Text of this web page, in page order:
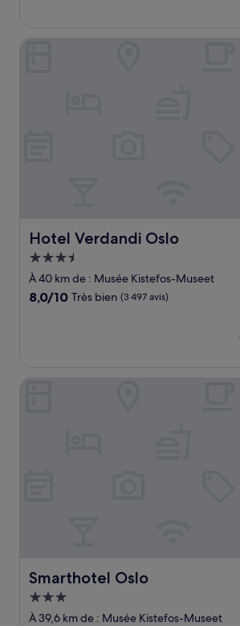
Hotel Verdandi Oslo
Hotel Verdandi Oslo
Hébergement
3.5 étoiles
À 40 km de : Musée Kistefos-Museet
8.0
8,0/10 Très bien (3 497 avis)
Smarthotel Oslo
Smarthotel Oslo
Hébergement
3.0 étoiles
À 39,6 km de : Musée Kistefos-Museet